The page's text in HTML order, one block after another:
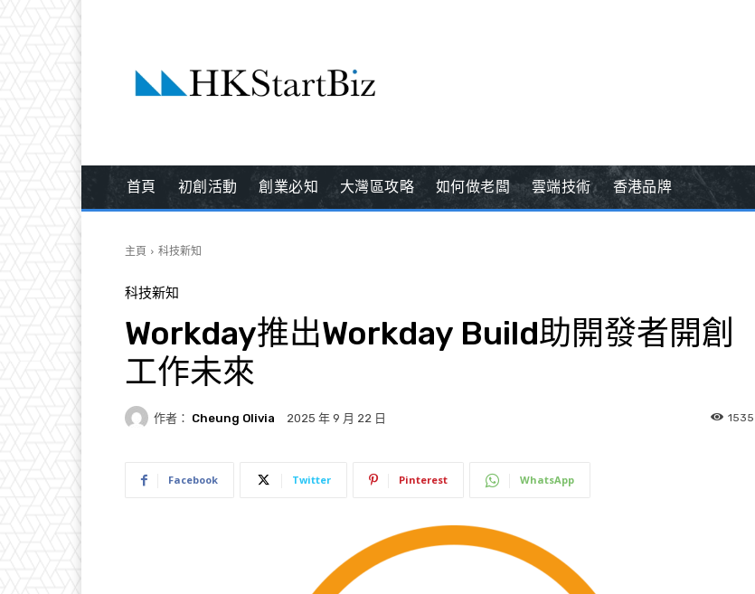
首頁 初創活動 創業必知 大灣區攻略 如何做老闆 雲端技術 香港品牌
主頁 科技新知
科技新知
Workday推出Workday Build助開發者開創
工作未來
作者： Cheung Olivia 2025 年 9 月 22 日 1535
Facebook Twitter Pinterest WhatsApp